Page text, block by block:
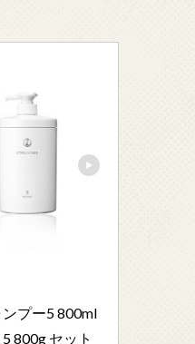
プー5 800ml
800g セット